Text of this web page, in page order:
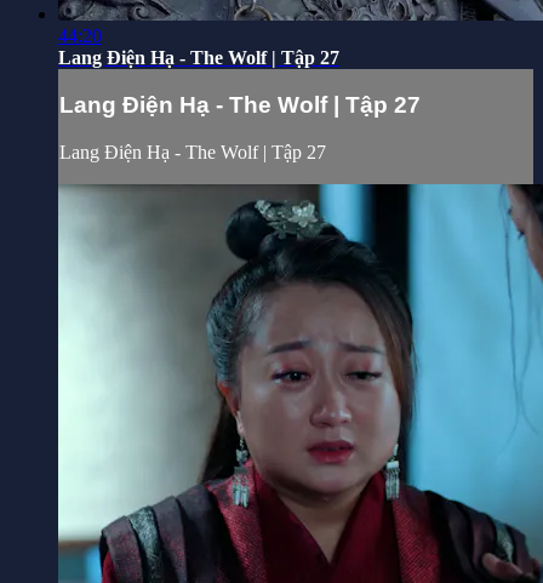
44:20
Lang Điện Hạ - The Wolf | Tập 27
Lang Điện Hạ - The Wolf | Tập 27
Lang Điện Hạ - The Wolf | Tập 27